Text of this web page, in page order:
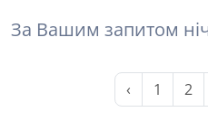
За Вашим запитом
‹ 1 2